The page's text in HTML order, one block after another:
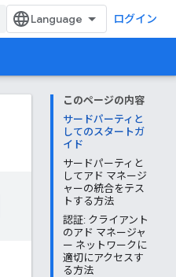
ログイン
このページの内容
サードパーティと
してのスタートガ
イド
サードパーティと
してアド マネージ
ャーの統合をテス
トする方法
認証: クライアント
のアド マネージャ
ー ネットワークに
適切にアクセスす
る方法